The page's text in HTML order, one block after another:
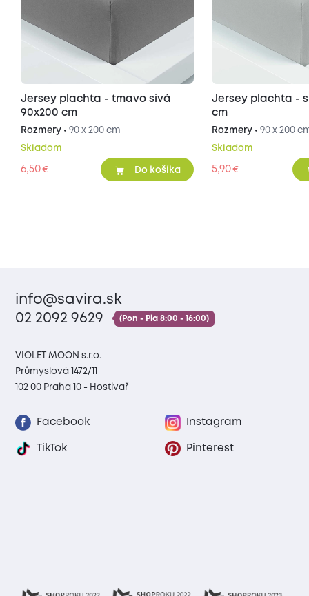
Jersey plachta - tmavo sivá
90x200 cm
Rozmery • 90 x 200 cm
Skladom
6,50€ Do košíka
Jersey plachta -
cm
Rozmery •90 x 200
Skladom
5,90€
info@savira.sk
02 2092 9629
(Pon - Pia 8:00 - 16:00)
VIOLET MOON s.r.o.
Průmyslová 1472/11
102 00 Praha 10 - Hostivař
Facebook Instagram
TikTok Pinterest